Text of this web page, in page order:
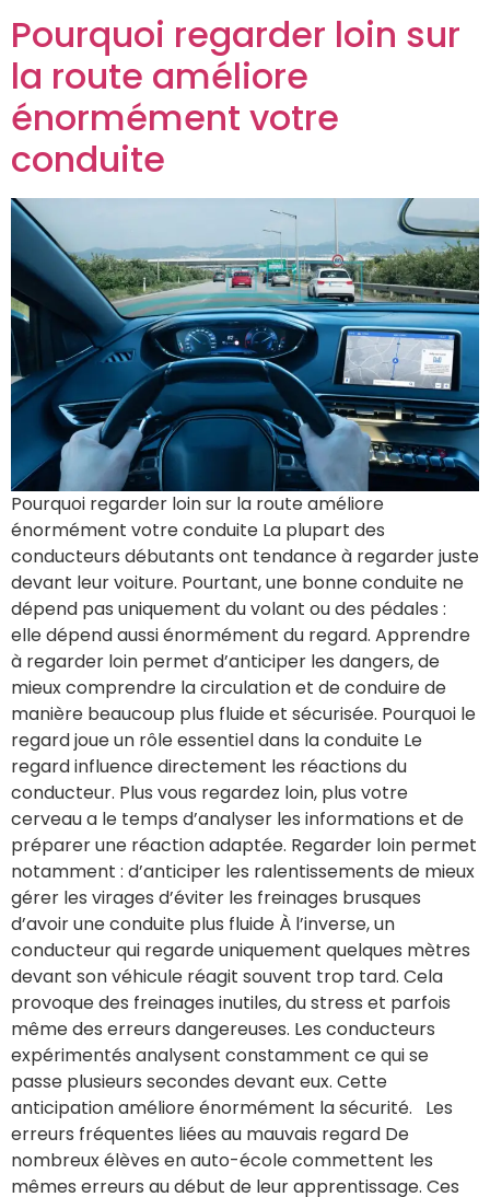
Pourquoi regarder loin sur
la route améliore
énormément votre
conduite
Pourquoi regarder loin sur la route améliore
énormément votre conduite La plupart des
conducteurs débutants ont tendance à regarder juste
devant leur voiture. Pourtant, une bonne conduite ne
dépend pas uniquement du volant ou des pédales :
elle dépend aussi énormément du regard. Apprendre
à regarder loin permet d’anticiper les dangers, de
mieux comprendre la circulation et de conduire de
manière beaucoup plus fluide et sécurisée. Pourquoi le
regard joue un rôle essentiel dans la conduite Le
regard influence directement les réactions du
conducteur. Plus vous regardez loin, plus votre
cerveau a le temps d’analyser les informations et de
préparer une réaction adaptée. Regarder loin permet
notamment : d’anticiper les ralentissements de mieux
gérer les virages d’éviter les freinages brusques
d’avoir une conduite plus fluide À l’inverse, un
conducteur qui regarde uniquement quelques mètres
devant son véhicule réagit souvent trop tard. Cela
provoque des freinages inutiles, du stress et parfois
même des erreurs dangereuses. Les conducteurs
expérimentés analysent constamment ce qui se
passe plusieurs secondes devant eux. Cette
anticipation améliore énormément la sécurité. Les
erreurs fréquentes liées au mauvais regard De
nombreux élèves en auto-école commettent les
mêmes erreurs au début de leur apprentissage. Ces